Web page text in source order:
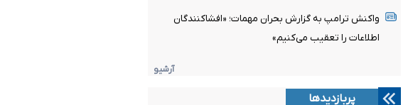
واکنش ترامپ به گزارش بحران مهمات؛ «افشاکنندگان
اطلاعات را تعقیب می‌کنیم»
آرشیو
پربازدیدها